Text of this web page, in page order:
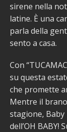
sirene nella
latine. È una
parla della
sento a casa.
Con
su questa
che promette
Mentre il
stagione, Baby
dell’OH